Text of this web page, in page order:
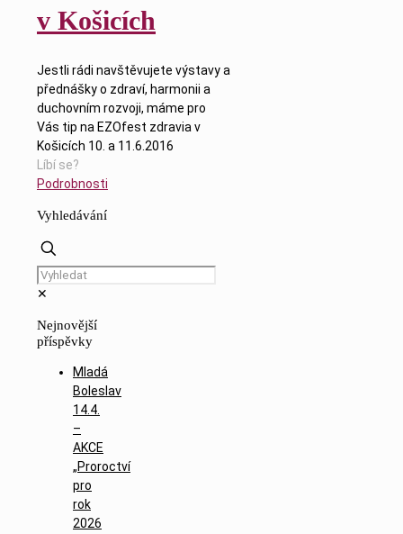
v Košicích
Jestli rádi navštěvujete výstavy a
přednášky o zdraví, harmonii a
duchovním rozvoji, máme pro
Vás tip na EZOfest zdravia v
Košicích 10. a 11.6.2016
Líbí se?
Podrobnosti
Vyhledávání
✕
Nejnovější
příspěvky
Mladá
Boleslav
14.4.
–
AKCE
„Proroctví
pro
rok
2026